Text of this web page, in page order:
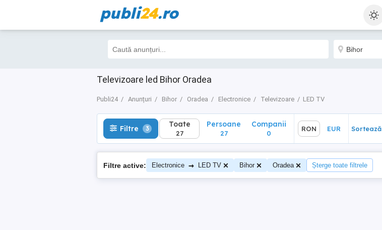
publi24.ro
Televizoare led Bihor Oradea
Publi24 Anunțuri Bihor Oradea Electronice Televizoare LED TV
Filtre 3 Toate
27
Sortează
Filtre 3 Toate
27
Persoane
27
Companii
0
RON EUR Sortează
Filtre active: Electronice → LED TV Bihor Oradea Șterge toate filtrele